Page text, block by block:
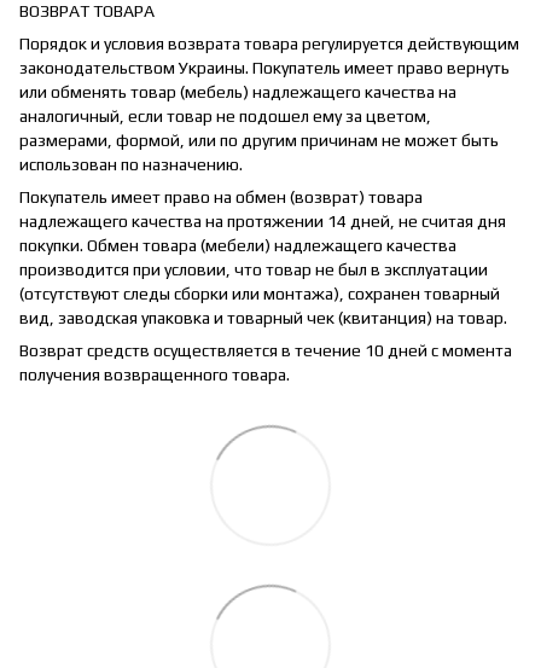
ВОЗВРАТ ТОВАРА
Порядок и условия возврата товара регулируется действующим
законодательством Украины. Покупатель имеет право вернуть
или обменять товар (мебель) надлежащего качества на
аналогичный, если товар не подошел ему за цветом,
размерами, формой, или по другим причинам не может быть
использован по назначению.
Покупатель имеет право на обмен (возврат) товара
надлежащего качества на протяжении 14 дней, не считая дня
покупки. Обмен товара (мебели) надлежащего качества
производится при условии, что товар не был в эксплуатации
(отсутствуют следы сборки или монтажа), сохранен товарный
вид, заводская упаковка и товарный чек (квитанция) на товар.
Возврат средств осуществляется в течение 10 дней с момента
получения возвращенного товара.